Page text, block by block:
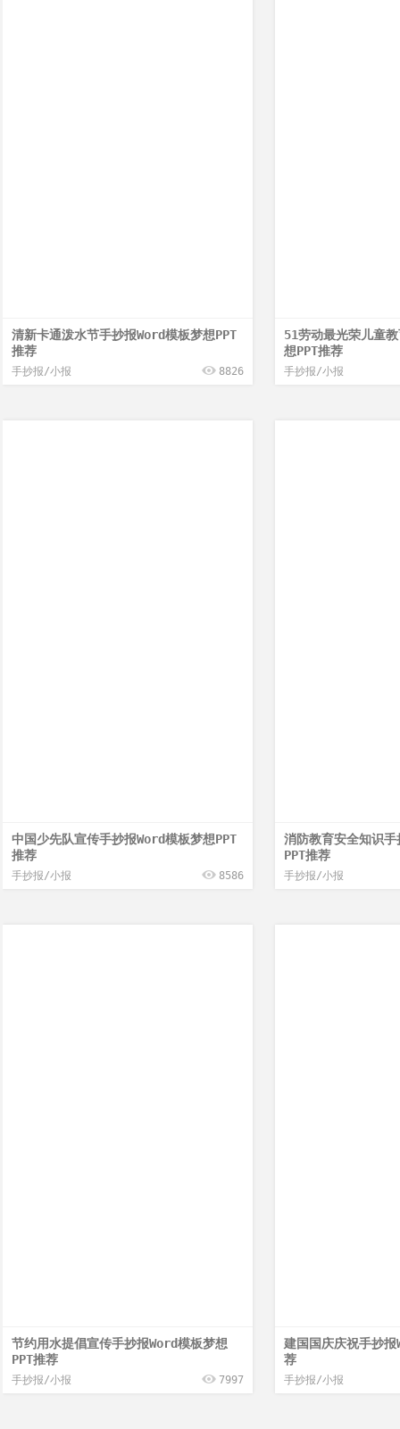
清新卡通泼水节手抄报Word模板梦想PPT
推荐
手抄报/小报 8826
51劳动最光荣儿童
想PPT推荐
手抄报/小报
中国少先队宣传手抄报Word模板梦想PPT
推荐
手抄报/小报 8586
消防教育安全知识
PPT推荐
手抄报/小报
节约用水提倡宣传手抄报Word模板梦想
PPT推荐
手抄报/小报 7997
建国国庆庆祝手抄报
荐
手抄报/小报